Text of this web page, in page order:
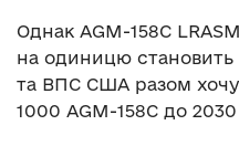
Однак AGM-158C
на одиницю
та ВПС США разом
1000 AGM-158C до